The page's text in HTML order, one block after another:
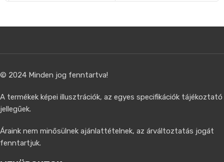
© 2024 Minden jog fenntartva!
A termékek képei illusztrációk, az egyes specifikációk tájékoztató
jellegűek.
Áraink nem minősülnek ajánlattételnek, az árváltoztatás jogát
fenntartjuk.